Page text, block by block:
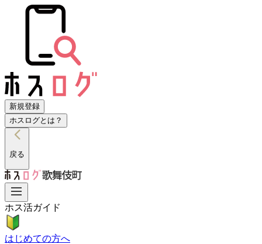
新規登録
ホスログとは？
戻る
ホス活ガイド
はじめての方へ